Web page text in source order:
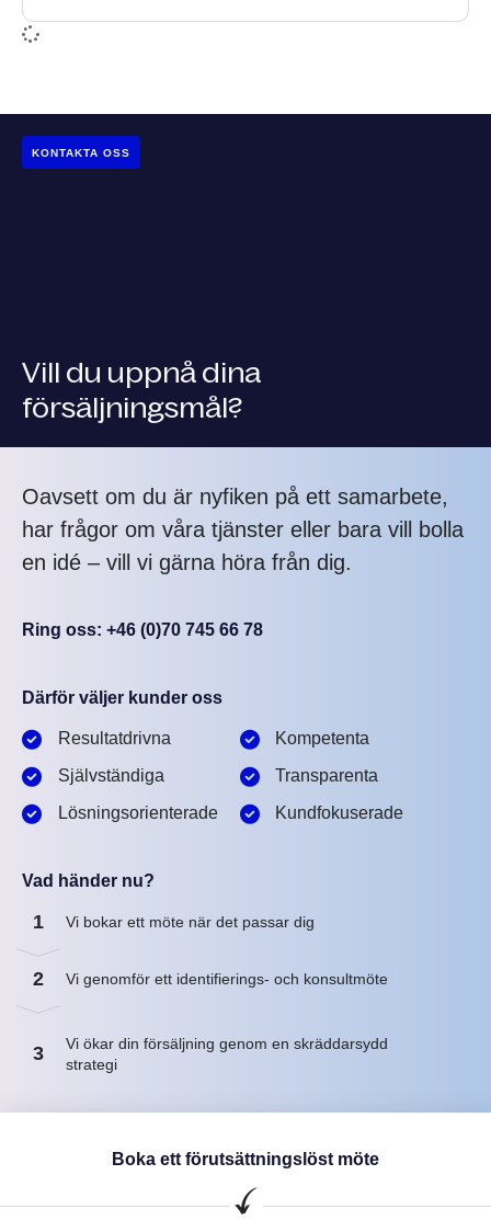
KONTAKTA OSS
Vill du uppnå dina
försäljningsmål?
Oavsett om du är nyfiken på ett samarbete,
har frågor om våra tjänster eller bara vill bolla
en idé – vill vi gärna höra från dig.
Ring oss: +46 (0)70 745 66 78
Därför väljer kunder oss
Resultatdrivna
Självständiga
Lösningsorienterade
Kompetenta
Transparenta
Kundfokuserade
Vad händer nu?
1 Vi bokar ett möte när det passar dig
2 Vi genomför ett identifierings- och konsultmöte
3
Vi ökar din försäljning genom en skräddarsydd
strategi
Boka ett förutsättningslöst möte